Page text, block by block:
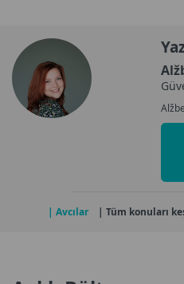
| Avcılar | Tüm konuları